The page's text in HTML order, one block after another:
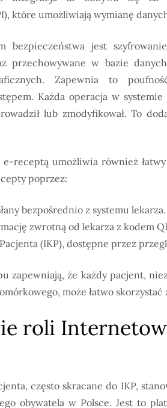
które umożliwiają wymianę
bezpieczeństwa jest
przechowywane w bazie
Zapewnia to
Każda operacja w
lub zmodyfikował. To
e-receptą umożliwia również
poprzez:
bezpośrednio z systemu lekarza.
zwrotną od lekarza z kodem
(IKP), dostępne przez
zapewniają, że każdy pacjent,
może łatwo skorzystać
roli
często skracane do IKP,
obywatela w Polsce. Jest to